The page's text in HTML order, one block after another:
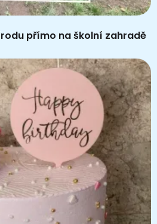
přímo na školní zahradě